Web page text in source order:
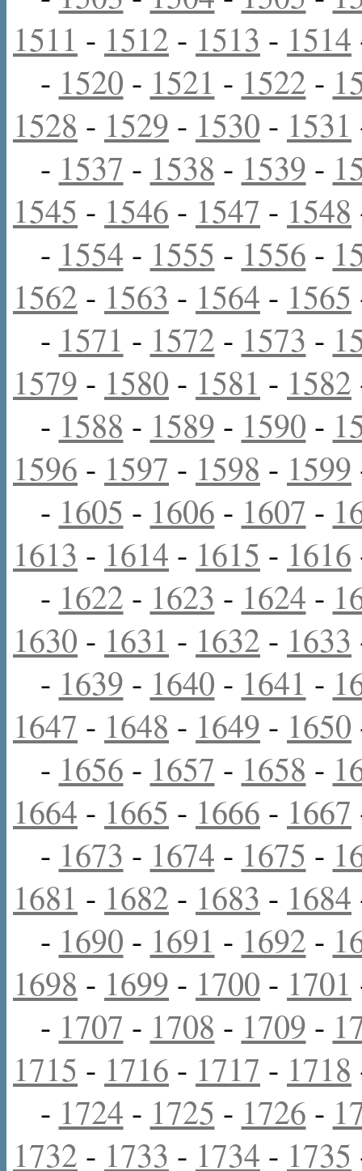
1511 - 1512 - 1513 - 1514
- 1520 - 1521 - 1522 -
1528 - 1529 - 1530 - 1531
- 1537 - 1538 - 1539 -
1545 - 1546 - 1547 - 1548
- 1554 - 1555 - 1556 -
1562 - 1563 - 1564 - 1565
- 1571 - 1572 - 1573 -
1579 - 1580 - 1581 - 1582
- 1588 - 1589 - 1590 -
1596 - 1597 - 1598 - 1599
- 1605 - 1606 - 1607 -
1613 - 1614 - 1615 - 1616
- 1622 - 1623 - 1624 -
1630 - 1631 - 1632 - 1633
- 1639 - 1640 - 1641 -
1647 - 1648 - 1649 - 1650
- 1656 - 1657 - 1658 -
1664 - 1665 - 1666 - 1667
- 1673 - 1674 - 1675 -
1681 - 1682 - 1683 - 1684
- 1690 - 1691 - 1692 -
1698 - 1699 - 1700 - 1701
- 1707 - 1708 - 1709 -
1715 - 1716 - 1717 - 1718
- 1724 - 1725 - 1726 -
1732 - 1733 - 1734 - 1735